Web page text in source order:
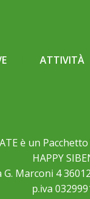
ATTIVITÀ
è un
HAPPY
G. Marconi 4
p.iva